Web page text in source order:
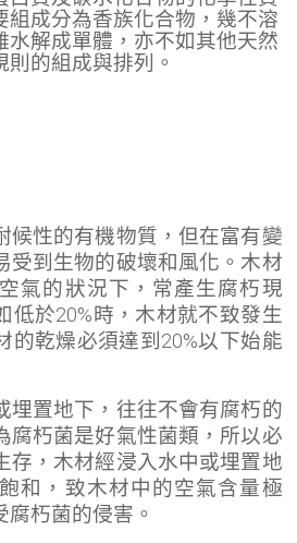
組成分為香族化合物，幾不溶
水解成單體，亦不如其他天然
的組成與排列。
候性的有機物質，但在富有變
受到生物的破壞和風化。木材
氣的狀況下，常產生腐朽現
低於20%時，木材就不致發生
的乾燥必須達到20%以下始能
埋置地下，往往不會有腐朽的
腐朽菌是好氣性菌類，所以必
存，木材經浸入水中或埋置地
和，致木材中的空氣含量極
朽菌的侵害。